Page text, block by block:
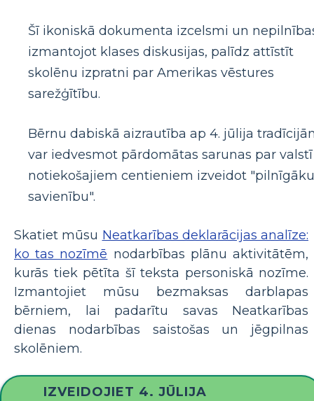
Šī ikoniskā dokumenta izcelsmi un
izmantojot klases diskusijas, palīdz attīstīt
skolēnu izpratni par Amerikas vēstures
sarežģītību.
Bērnu dabiskā aizrautība ap 4. jūlija
var iedvesmot pārdomātas sarunas par valstī
notiekošajiem centieniem izveidot "pilnīgāku
savienību".
Skatiet mūsu Neatkarības deklarācijas analīze:
ko tas nozīmē nodarbības plānu aktivitātēm,
kurās tiek pētīta šī teksta personiskā nozīme.
Izmantojiet mūsu bezmaksas darblapas
bērniem, lai padarītu savas Neatkarības
dienas nodarbības saistošas ​​un jēgpilnas
skolēniem.
IZVEIDOJIET 4. JŪLIJA